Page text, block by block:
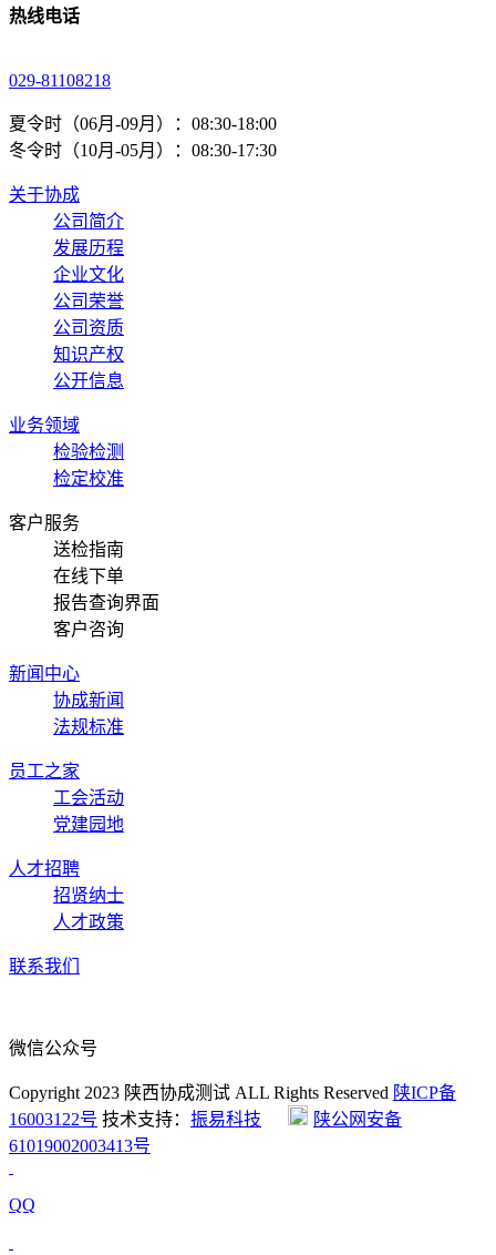
热线电话
029-81108218
夏令时（06月-09月）：08:30-18:00
冬令时（10月-05月）：08:30-17:30
关于协成
公司简介
发展历程
企业文化
公司荣誉
公司资质
知识产权
公开信息
业务领域
检验检测
检定校准
客户服务
送检指南
在线下单
报告查询界面
客户咨询
新闻中心
协成新闻
法规标准
员工之家
工会活动
党建园地
人才招聘
招贤纳士
人才政策
联系我们
微信公众号
Copyright 2023 陕西协成测试 ALL Rights Reserved 陕ICP备
16003122号 技术支持： 振易科技
陕公网安备
61019002003413号
QQ